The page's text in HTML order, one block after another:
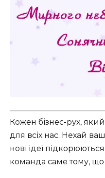
Кожен бізнес-рух,
для всіх нас. Нехай
нові ідеї
команда саме тому, що